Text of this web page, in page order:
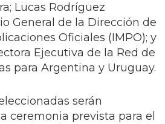
Lucas Rodríguez
General de la Dirección de
Oficiales (IMPO); y
Ejecutiva de la Red de
para Argentina y Uruguay.
serán
ceremonia prevista para el